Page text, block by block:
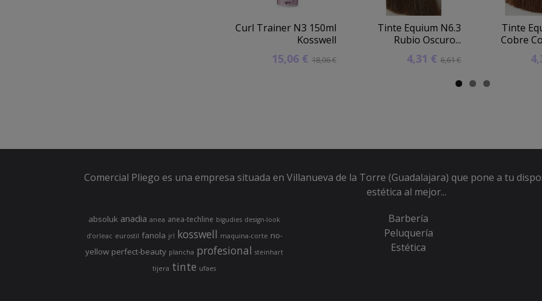
Curl Trainer N3 150ml
Kosswell
15,06 €18,06 €
Tinte Equium N6.3
Rubio Oscuro...
4,31 € 6,61 €
Tinte
Cobre
Comercial Pliego es una empresa situada en Villanueva de la Torre (Guadalajara) que pone a tu
estética al mejor...
absoluk anadia anea anea-techline bigudies design-look
d’orleac eurostil fanola jrl kosswell maquina-corte no-
yellow perfect-beauty plancha profesional steinhart
tijera tinte ufaes
Barbería
Peluquería
Estética